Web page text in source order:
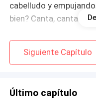
cabelludo y
bien? Canta, canta.
—Lo siento, por favor
con voz rasposa.
—¿Piensas que deseo
Siguiente Capítulo
Último capítulo